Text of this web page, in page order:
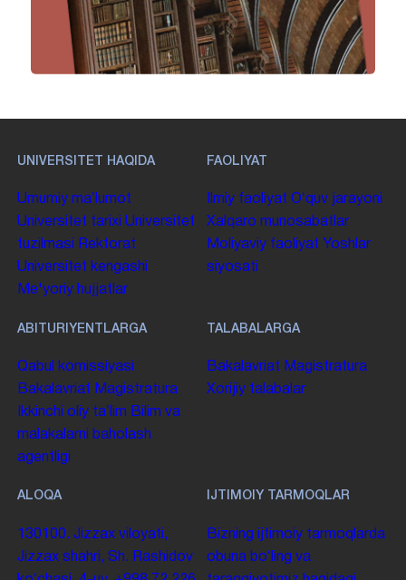
UNIVERSITET HAQIDA
Umumiy maʼlumot
Universitet tarixi Universitet
tuzilmasi
Rektorat
Universitet kengashi
Me'yoriy hujjatlar
FAOLIYAT
Ilmiy faoliyat Oʻquv jarayoni
Xalqaro munosabatlar
Moliyaviy faoliyat Yoshlar
siyosati
ABITURIYENTLARGA
Qabul komissiyasi
Bakalavriat Magistratura
Ikkinchi oliy taʼlim Bilim va
malakalarni baholash
agentligi
TALABALARGA
Bakalavriat Magistratura
Xorijiy talabalar
ALOQA
130100. Jizzax viloyati,
Jizzax shahri, Sh. Rashidov
IJTIMOIY TARMOQLAR
Bizning ijtimoiy tarmoqlarda
obuna boʻling va